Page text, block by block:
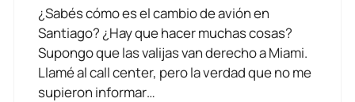
¿Sabés cómo es el cambio de avión en
Santiago? ¿Hay que hacer muchas cosas?
Supongo que las valijas van derecho a Miami.
Llamé al call center, pero la verdad que no me
supieron informar…